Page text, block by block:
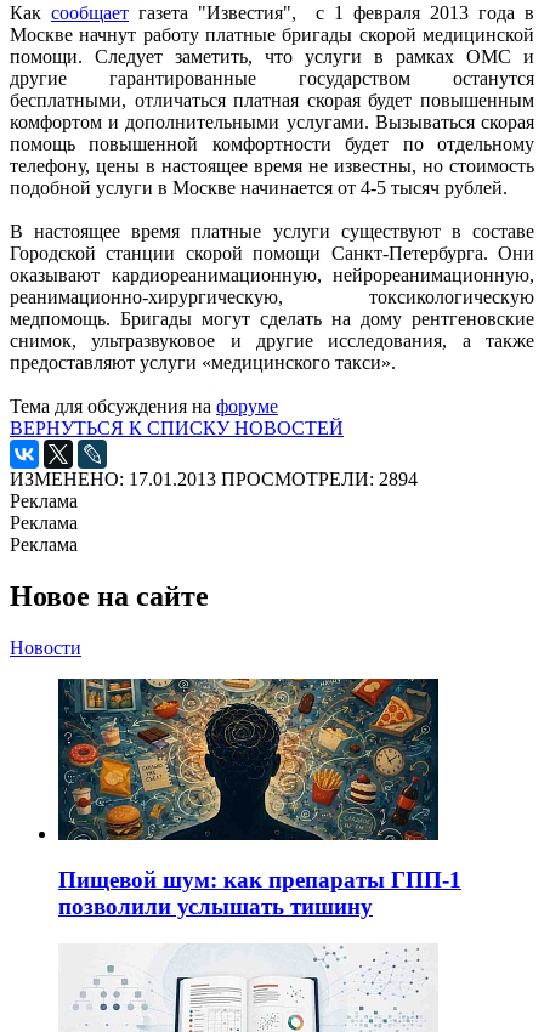
Как сообщает газета "Известия", с 1 февраля 2013 года в
Москве начнут работу платные бригады скорой медицинской
помощи. Следует заметить, что услуги в рамках ОМС и
другие гарантированные государством останутся
бесплатными, отличаться платная скорая будет повышенным
комфортом и дополнительными услугами. Вызываться скорая
помощь повышенной комфортности будет по отдельному
телефону, цены в настоящее время не известны, но стоимость
подобной услуги в Москве начинается от 4-5 тысяч рублей.
В настоящее время платные услуги существуют в составе
Городской станции скорой помощи Санкт-Петербурга. Они
оказывают кардиореанимационную, нейрореанимационную,
реанимационно-хирургическую, токсикологическую
медпомощь. Бригады могут сделать на дому рентгеновские
снимок, ультразвуковое и другие исследования, а также
предоставляют услуги «медицинского такси».
Тема для обсуждения на форуме
ВЕРНУТЬСЯ К СПИСКУ НОВОСТЕЙ
ИЗМЕНЕНО: 17.01.2013 ПРОСМОТРЕЛИ: 2894
Реклама
Реклама
Реклама
Новое на сайте
Новости
Пищевой шум: как препараты ГПП-1
позволили услышать тишину